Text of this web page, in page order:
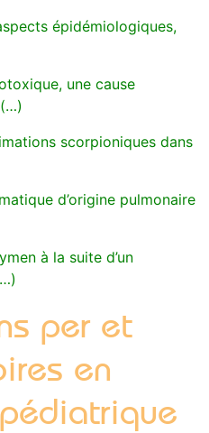
épidémiologiques,
une cause
scorpioniques dans
d’origine pulmonaire
à la suite d’un
per et
en